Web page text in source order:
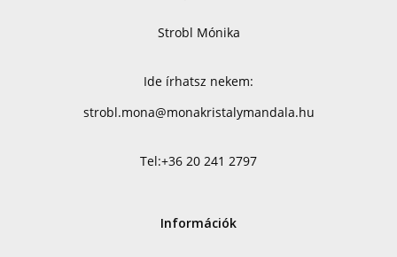
Strobl Mónika
Ide írhatsz nekem:
strobl.mona@monakristalymandala.hu
Tel:+36 20 241 2797
Információk